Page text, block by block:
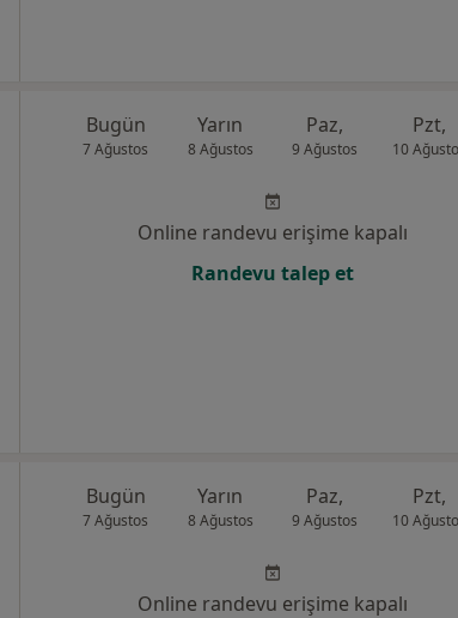
Bugün
7 Ağustos
Yarın
8 Ağustos
Paz,
9 Ağustos
Pzt,
10
Online randevu erişime kapalı
Randevu talep et
Bugün
7 Ağustos
Yarın
8 Ağustos
Paz,
9 Ağustos
Pzt,
10
Online randevu erişime kapalı